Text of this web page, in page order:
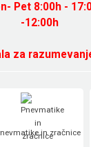
Pet 8:00h -
-12:00h
za
in zračnice